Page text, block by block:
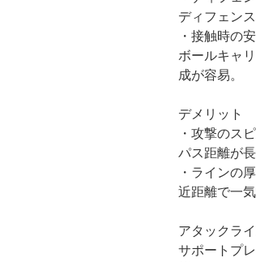
ディフェン
・接触時の
ボールキャ
成が容易。
デメリット
・攻撃のス
パス距離が
・ラインの
近距離で一
アタックラ
サポートプ